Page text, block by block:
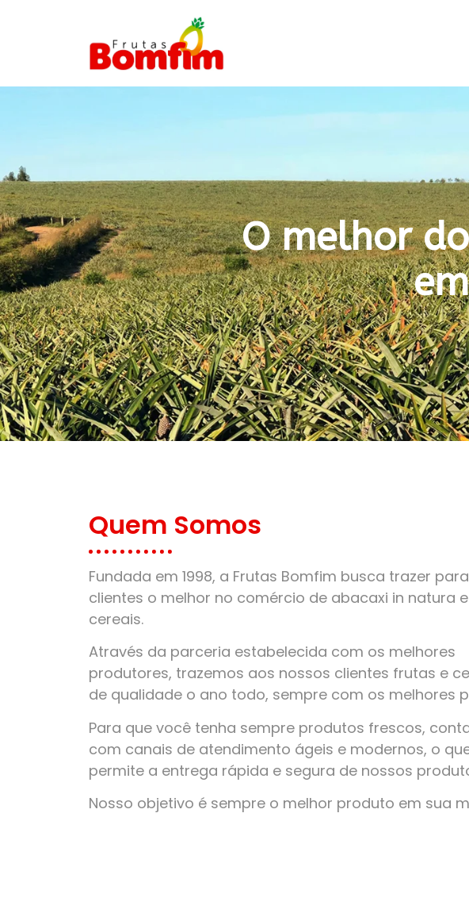
O melhor
Quem Somos
Fundada em 1998, a Frutas Bomfim busca trazer
clientes o melhor no comércio de abacaxi in natura e
cereais.
Através da parceria estabelecida com os melhores
produtores, trazemos aos nossos clientes frutas e
de qualidade o ano todo, sempre com os melhores
Para que você tenha sempre produtos frescos,
com canais de atendimento ágeis e modernos, o
permite a entrega rápida e segura de nossos
Nosso objetivo é sempre o melhor produto em sua